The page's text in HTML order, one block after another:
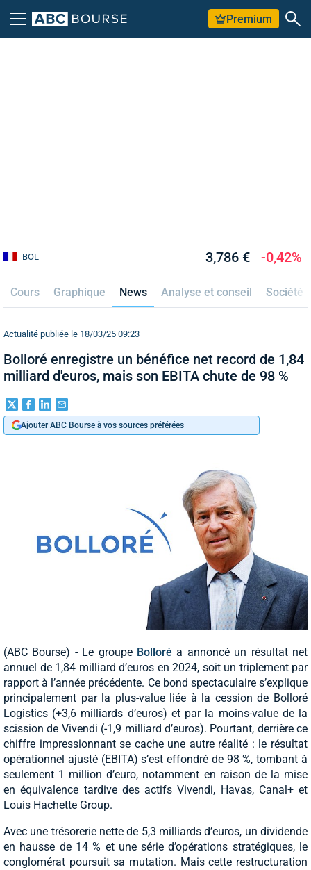
Premium
BOL 3,786 € -0,42%
Cours Graphique News Analyse et conseil Société
Actualité publiée le 18/03/25 09:23
Bolloré enregistre un bénéfice net record de 1,84
milliard d'euros, mais son EBITA chute de 98 %
Ajouter ABC Bourse à vos sources préférées
(ABC Bourse) - Le groupe Bolloré a annoncé un résultat net
annuel de 1,84 milliard d’euros en 2024, soit un triplement par
rapport à l’année précédente. Ce bond spectaculaire s’explique
principalement par la plus-value liée à la cession de Bolloré
Logistics (+3,6 milliards d’euros) et par la moins-value de la
scission de Vivendi (-1,9 milliard d’euros). Pourtant, derrière ce
chiffre impressionnant se cache une autre réalité : le résultat
opérationnel ajusté (EBITA) s’est effondré de 98 %, tombant à
seulement 1 million d’euro, notamment en raison de la mise
en équivalence tardive des actifs Vivendi, Havas, Canal+ et
Louis Hachette Group.
Avec une trésorerie nette de 5,3 milliards d’euros, un dividende
en hausse de 14 % et une série d’opérations stratégiques, le
conglomérat poursuit sa mutation. Mais cette restructuration